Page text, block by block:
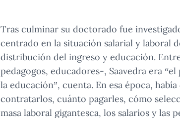
Tras culminar su doctorado fue
centrado en la situación salarial y laboral
distribución del ingreso y educación.
pedagogos, educadores-, Saavedra era
la educación”, cuenta. En esa época,
contratarlos, cuánto pagarles, cómo
masa laboral gigantesca, los salarios y las